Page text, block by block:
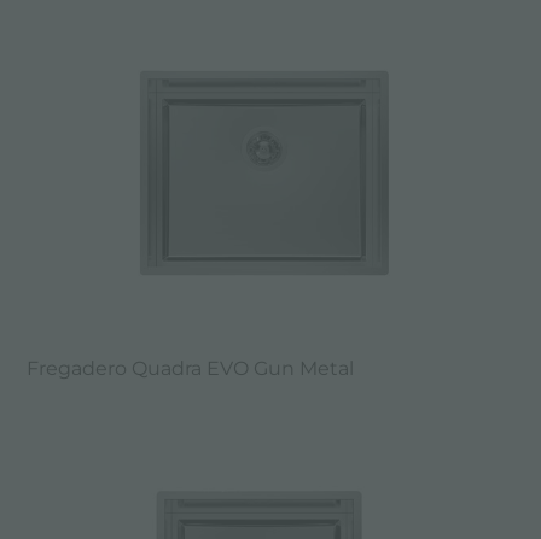
Fregadero Quadra EVO Gun Metal